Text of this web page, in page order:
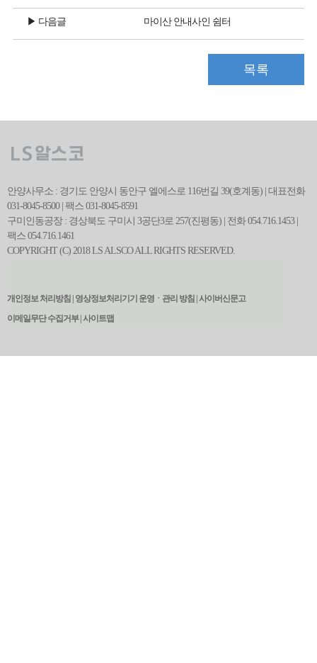
▶ 다음글 마이산 안내사인 쉼터
목록
안양사무소 : 경기도 안양시 동안구 엘에스로 116번길 39(호계동) | 대표전화
031-8045-8500 | 팩스 031-8045-8591
구미인동공장 : 경상북도 구미시 3공단3로 257(진평동) | 전화 054.716.1453 |
팩스 054.716.1461
COPYRIGHT (C) 2018 LS ALSCO ALL RIGHTS RESERVED.
개인정보 처리방침 | 영상정보처리기기 운영ㆍ관리 방침 |사이버신문고
이메일무단 수집거부 |사이트맵